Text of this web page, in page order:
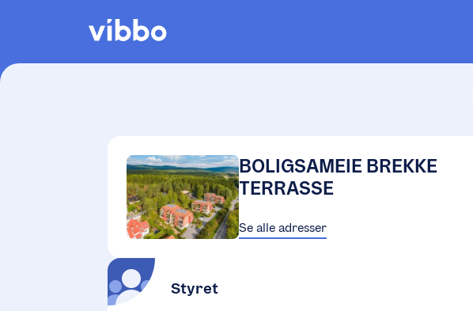
BOLIGSAMEIE BREKKE
TERRASSE
Se alle adresser
Styret